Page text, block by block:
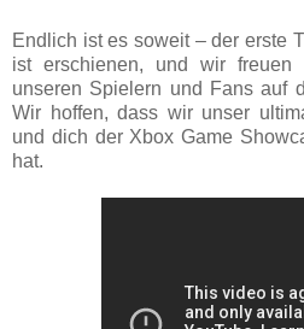
Endlich ist es soweit – der erste
ist erschienen, und wir freuen
unseren Spielern und Fans auf
Wir hoffen, dass wir unser
und dich der Xbox Game
hat.